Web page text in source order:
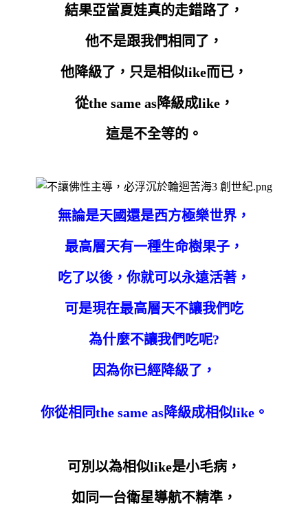
結果亞當夏娃真的走錯路了，
他不是跟我們相同了，
他降級了，只是相似like而已，
從the same as降級成like，
這是不全等的。
無論是天國還是西方極樂世界，
最高層天有一種生命樹果子，
吃了以後，你就可以永遠活著，
可是現在最高層天不讓我們吃
為什麼不讓我們吃呢?
因為你已經降級了，
你從相同the same as降級成相似like。
可別以為相似like是小毛病，
如同一台衛星導航不精準，